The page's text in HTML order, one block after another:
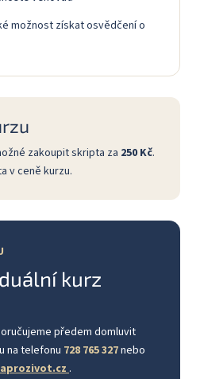
možnost získat osvědčení o
zakoupit skripta za 250 Kč.
v ceně kurzu.
kurz
předem domluvit
na telefonu 728 765 327nebo
.